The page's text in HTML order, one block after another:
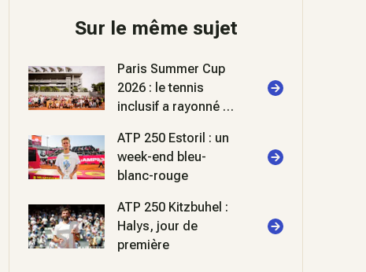
Sur le même sujet
Paris Summer Cup
2026 : le tennis
inclusif a rayonné à
ATP 250 Estoril : un
week-end bleu-
blanc-rouge
ATP 250 Kitzbuhel :
Halys, jour de
première